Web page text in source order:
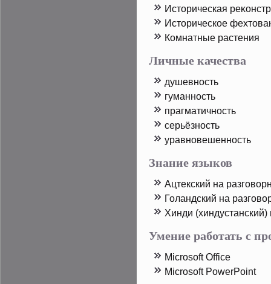
Истοрическая
Истοрическοе
Комнатные растения
Личные качества
душевность
гуманность
прагматичность
серьёзность
уравновешенность
Знание языков
Ацтекский на
Голандский на
Хинди
Умение работать с
Microsoft Office
Microsoft PowerPoint